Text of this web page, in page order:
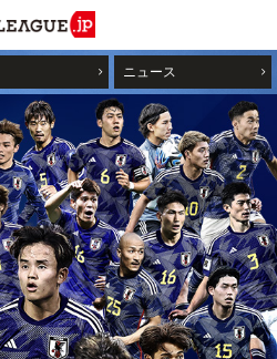
ニュース